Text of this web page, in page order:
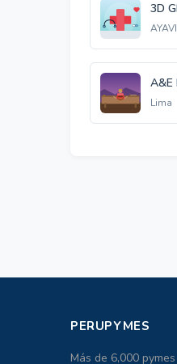
3D
A&E
Lima
PERUPYMES
Más de 6,000